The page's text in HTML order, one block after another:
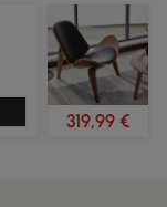
319,99 €